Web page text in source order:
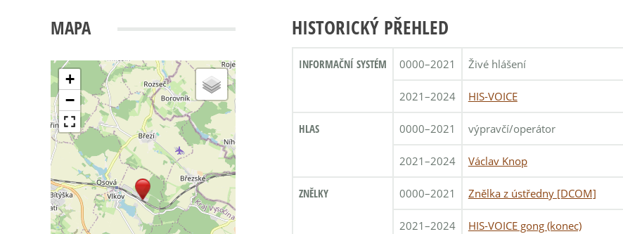
MAPA
+
−
HISTORICKÝ PŘEHLED
INFORMAČNÍ SYSTÉM 0000–2021 Živé hlášení
2021–2024 HIS-VOICE
HLAS 0000–2021 výpravčí/operátor
2021–2024 Václav Knop
ZNĚLKY 0000–2021 Znělka z ústředny [DCOM]
2021–2024 HIS-VOICE gong (konec)